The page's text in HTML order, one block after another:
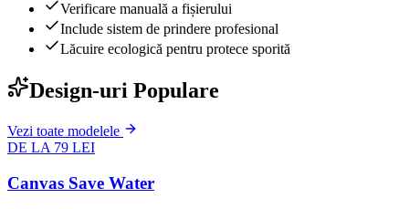
Verificare manuală a fișierului
Include sistem de prindere profesional
Lăcuire ecologică pentru protece sporită
Design-uri Populare
Vezi toate modelele
DE LA 79 LEI
Canvas Save Water